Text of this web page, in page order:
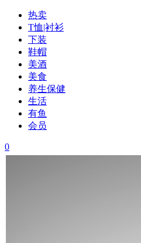
热卖
T恤|衬衫
下装
鞋帽
美酒
美食
养生保健
生活
有鱼
会员
0